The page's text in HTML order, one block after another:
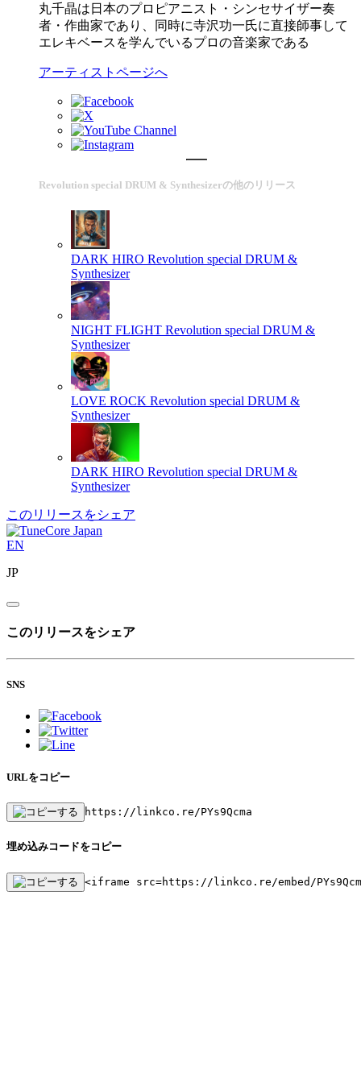
丸千晶は日本のプロピアニスト・シンセサイザー奏
者・作曲家であり、同時に寺沢功一氏に直接師事して
エレキベースを学んでいるプロの音楽家である
アーティストページへ
Revolution special DRUM & Synthesizerの他のリリース
DARK HIRO Revolution special DRUM &
Synthesizer
NIGHT FLIGHT Revolution special DRUM &
Synthesizer
LOVE ROCK Revolution special DRUM &
Synthesizer
DARK HIRO Revolution special DRUM &
Synthesizer
このリリースをシェア
EN
JP
このリリースをシェア
SNS
URLをコピー
https://linkco.re/PYs9Qcma
埋め込みコードをコピー
<iframe src=https://linkco.re/embed/